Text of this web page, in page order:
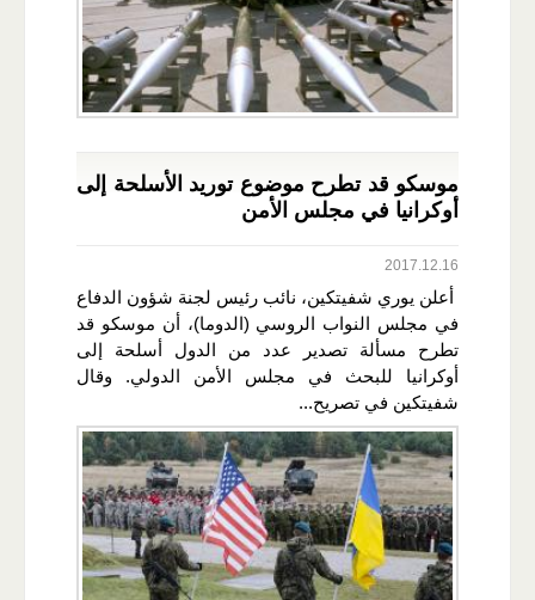
موسكو قد تطرح موضوع توريد الأسلحة إلى
أوكرانيا في مجلس الأمن
2017.12.16
أعلن يوري شفيتكين، نائب رئيس لجنة شؤون الدفاع
في مجلس النواب الروسي (الدوما)، أن موسكو قد
تطرح مسألة تصدير عدد من الدول أسلحة إلى
أوكرانيا للبحث في مجلس الأمن الدولي. وقال
شفيتكين في تصريح...